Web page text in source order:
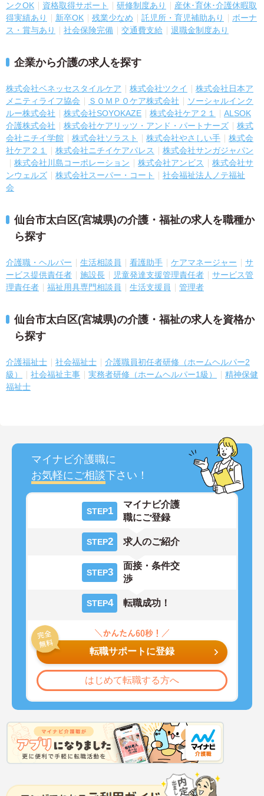
ンクOK
資格取得サポート 研修制度あり
産休･育休･介護休暇取
得実績あり
新卒OK 残業少なめ 託児所・育児補助あり
ボーナ
ス・賞与あり
社会保険完備 交通費支給 退職金制度あり
企業から介護の求人を探す
株式会社ベネッセスタイルケア 株式会社ツクイ
株式会社日本ア
メニティライフ協会
ＳＯＭＰＯケア株式会社
ソーシャルインク
ルー株式会社
株式会社SOYOKAZE 株式会社ケア２１
ALSOK
介護株式会社
株式会社ケアリッツ・アンド・パートナーズ
株式
会社ニチイ学館
株式会社ソラスト 株式会社やさしい手
株式会
社ケア２１
株式会社ニチイケアパレス
株式会社サンガジャパン
株式会社川島コーポレーション
株式会社アンビス
株式会社サ
ンウェルズ
株式会社スーパー・コート
社会福祉法人ノテ福祉
会
仙台市太白区(宮城県)の介護・福祉の求人を職種か
ら探す
介護職・ヘルパー 生活相談員 看護助手 ケアマネージャー
サ
ービス提供責任者
施設長 児童発達支援管理責任者
サービス管
理責任者
福祉用具専門相談員 生活支援員 管理者
仙台市太白区(宮城県)の介護・福祉の求人を資格か
ら探す
介護福祉士 社会福祉士
介護職員初任者研修（ホームヘルパー2
級）
社会福祉主事 実務者研修（ホームヘルパー1級）
精神保健
福祉士
マイナビ介護職に
お気軽にご相談下さい！
STEP1
マイナビ介護
職にご登録
STEP2 求人のご紹介
STEP3
面接・条件交
渉
STEP4 転職成功！
転職サポートに登録
はじめて転職する方へ